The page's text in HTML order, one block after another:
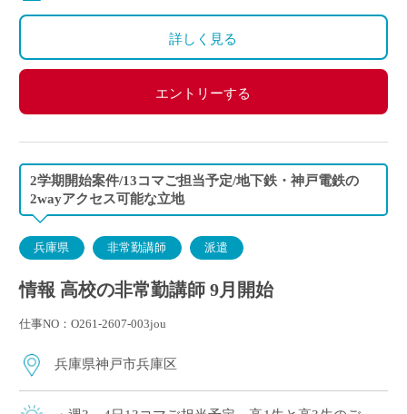
詳しく見る
エントリーする
2学期開始案件/13コマご担当予定/地下鉄・神戸電鉄の
2wayアクセス可能な立地
兵庫県 非常勤講師 派遣
情報 高校の非常勤講師 9月開始
仕事NO：O261-2607-003jou
兵庫県神戸市兵庫区